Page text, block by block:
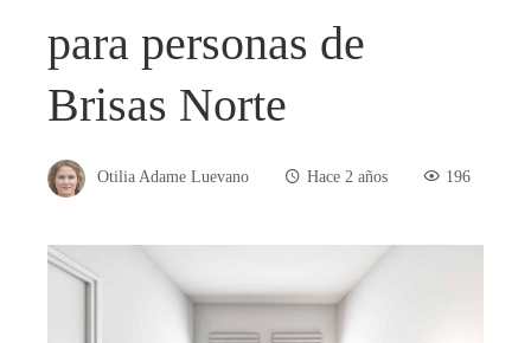
para personas de
Brisas Norte
Otilia Adame Luevano Hace 2 años 196